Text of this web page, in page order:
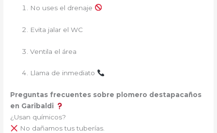
No uses el drenaje
Evita jalar el WC
Ventila el área
Llama de inmediato
Preguntas frecuentes sobre plomero destapacaños
en Garibaldi
¿Usan químicos?
No dañamos tus tuberías.